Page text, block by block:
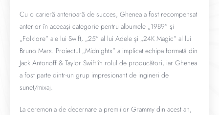
Cu o carieră anterioară de succes, Ghenea a fost recompensat
anterior în aceeaşi categorie pentru albumele „1989” şi
„Folklore” ale lui Swift, „25” al lui Adele şi „24K Magic” al lui
Bruno Mars. Proiectul „Midnights” a implicat echipa formată din
Jack Antonoff & Taylor Swift în rolul de producători, iar Ghenea
a fost parte dintr-un grup impresionant de ingineri de
sunet/mixaj.
La ceremonia de decernare a premiilor Grammy din acest an,